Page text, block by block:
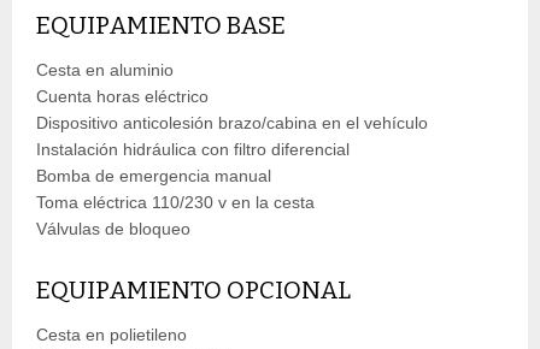
EQUIPAMIENTO BASE
Cesta en aluminio
Cuenta horas eléctrico
Dispositivo anticolesión brazo/cabina en el vehículo
Instalación hidráulica con filtro diferencial
Bomba de emergencia manual
Toma eléctrica 110/230 v en la cesta
Válvulas de bloqueo
EQUIPAMIENTO OPCIONAL
Cesta en polietileno